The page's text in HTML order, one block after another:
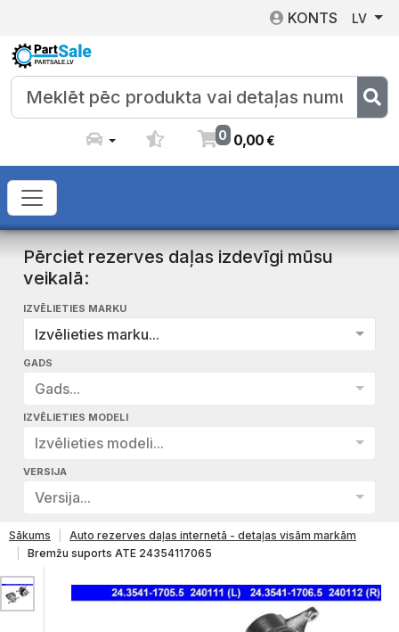
KONTS LV
0 0,00€
Pērciet rezerves daļas izdevīgi mūsu
veikalā:
IZVĒLIETIES MARKU
Izvēlieties marku...
GADS
Gads...
IZVĒLIETIES MODELI
Izvēlieties modeli...
VERSIJA
Versija...
Sākums
Auto rezerves daļas internetā - detaļas visām markām
Bremžu suports ATE 24354117065